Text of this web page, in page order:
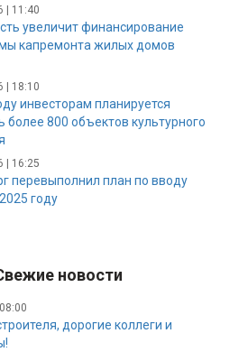
| 11:40
увеличит финансирование
капремонта жилых домов
| 18:10
инвесторам планируется
более 800 объектов культурного
| 16:25
перевыполнил план по вводу
году
новости
дорогие коллеги и